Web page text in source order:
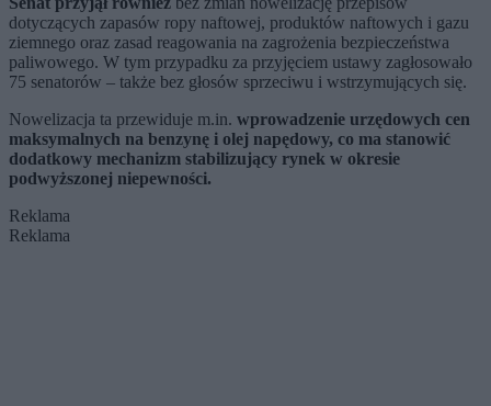
dotyczących zapasów ropy naftowej, produktów naftowych i gazu
ziemnego oraz zasad reagowania na zagrożenia bezpieczeństwa
paliwowego. W tym przypadku za przyjęciem ustawy zagłosowało
75 senatorów – także bez głosów sprzeciwu i wstrzymujących się.
Nowelizacja ta przewiduje m.in. wprowadzenie urzędowych cen
maksymalnych na benzynę i olej napędowy, co ma stanowić
dodatkowy mechanizm stabilizujący rynek w okresie
podwyższonej niepewności.
Reklama
Reklama